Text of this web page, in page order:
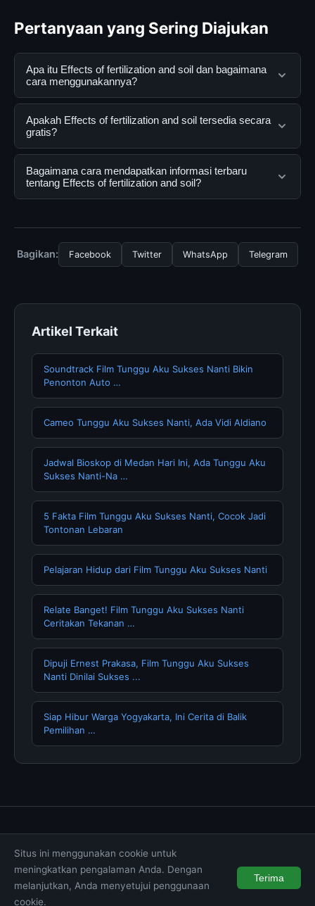
Pertanyaan yang Sering Diajukan
Apa itu Effects of fertilization and soil dan bagaimana
cara menggunakannya?
Effects of fertilization and soil adalah layanan digital
yang dirancang untuk membantu pengguna
mendapatkan informasi lengkap dan terpercaya. Anda
dapat menggunakannya dengan mengunjungi situs
resmi dan mengikuti panduan yang tersedia.
Apakah Effects of fertilization and soil tersedia secara
gratis?
Ya, Effects of fertilization and soil dapat diakses secara
gratis oleh semua pengguna. Tidak ada biaya
tersembunyi atau langganan yang diperlukan untuk
Bagaimana cara mendapatkan informasi terbaru
tentang Effects of fertilization and soil?
resmi kami secara berkala. Kami selalu memperbarui
konten dengan informasi terkini dan terpercaya.
Bagikan: Facebook Twitter WhatsApp Telegram
Artikel Terkait
Soundtrack Film Tunggu Aku Sukses Nanti Bikin
Penonton Auto …
Cameo Tunggu Aku Sukses Nanti, Ada Vidi Aldiano
Jadwal Bioskop di Medan Hari Ini, Ada Tunggu Aku
Sukses Nanti-Na …
5 Fakta Film Tunggu Aku Sukses Nanti, Cocok Jadi
Tontonan Lebaran
Pelajaran Hidup dari Film Tunggu Aku Sukses Nanti
Relate Banget! Film Tunggu Aku Sukses Nanti
Ceritakan Tekanan …
Dipuji Ernest Prakasa, Film Tunggu Aku Sukses
Nanti Dinilai Sukses ...
Siap Hibur Warga Yogyakarta, Ini Cerita di Balik
Pemilihan …
Syarat & Ketentuan
© 2026 muktibox.com. All rights reserved.
Situs ini menggunakan cookie untuk
meningkatkan pengalaman Anda. Dengan
melanjutkan, Anda menyetujui penggunaan
cookie.
Terima